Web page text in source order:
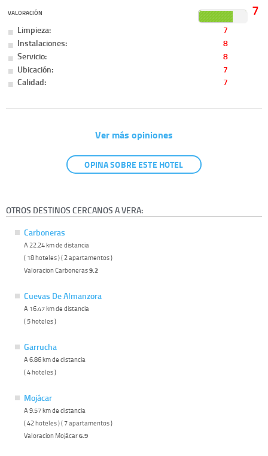
VALORACIÓN 7
Limpieza:
7
Instalaciones:
8
Servicio:
8
Ubicación:
7
Calidad:
7
Ver más opiniones
OPINA SOBRE ESTE HOTEL
OTROS DESTINOS CERCANOS A VERA:
Carboneras
A 22.24 km de distancia
( 18 hoteles ) ( 2 apartamentos )
Valoracion Carboneras9.2
Cuevas De Almanzora
A 16.47 km de distancia
( 5 hoteles )
Garrucha
A 6.86 km de distancia
( 4 hoteles )
Mojácar
A 9.57 km de distancia
( 42 hoteles ) ( 7 apartamentos )
Valoracion Mojácar6.9